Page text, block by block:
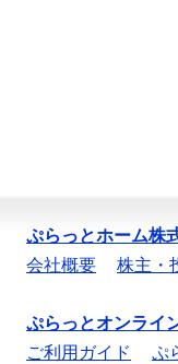
ぷらっとホーム株
会社概要
株主・
ぷらっとオンライ
ご利用ガイド
ぷ